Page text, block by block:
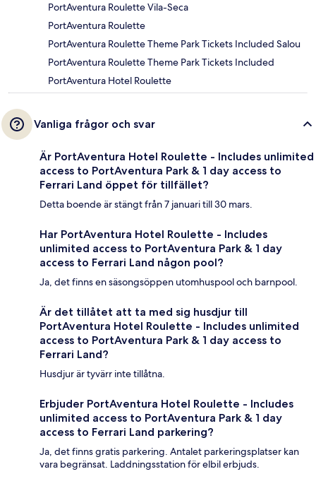
PortAventura Roulette Vila-Seca
PortAventura Roulette
PortAventura Roulette Theme Park Tickets Included Salou
PortAventura Roulette Theme Park Tickets Included
PortAventura Hotel Roulette
Vanliga frågor och svar
Är PortAventura Hotel Roulette - Includes unlimited
access to PortAventura Park & 1 day access to
Ferrari Land öppet för tillfället?
Detta boende är stängt från 7 januari till 30 mars.
Har PortAventura Hotel Roulette - Includes
unlimited access to PortAventura Park & 1 day
access to Ferrari Land någon pool?
Ja, det finns en säsongsöppen utomhuspool och barnpool.
Är det tillåtet att ta med sig husdjur till
PortAventura Hotel Roulette - Includes unlimited
access to PortAventura Park & 1 day access to
Ferrari Land?
Husdjur är tyvärr inte tillåtna.
Erbjuder PortAventura Hotel Roulette - Includes
unlimited access to PortAventura Park & 1 day
access to Ferrari Land parkering?
Ja, det finns gratis parkering. Antalet parkeringsplatser kan
vara begränsat. Laddningsstation för elbil erbjuds.